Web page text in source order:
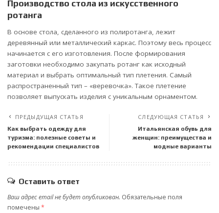
Производство стола из искусственного
ротанга
В основе стола, сделанного из полиротанга, лежит
деревянный или металлический каркас. Поэтому весь процесс
начинается с его изготовления. После формирования
заготовки необходимо закупать ротанг как исходный
материал и выбрать оптимальный тип плетения. Самый
распространенный тип – «веревочка». Такое плетение
позволяет выпускать изделия с уникальным орнаментом.
ПРЕДЫДУЩАЯ СТАТЬЯ
Как выбрать одежду для
туризма: полезные советы и
рекомендации специалистов
СЛЕДУЮЩАЯ СТАТЬЯ
Итальянская обувь для
женщин: преимущества и
модные варианты
Оставить ответ
Ваш адрес email не будет опубликован. Обязательные поля
помечены *